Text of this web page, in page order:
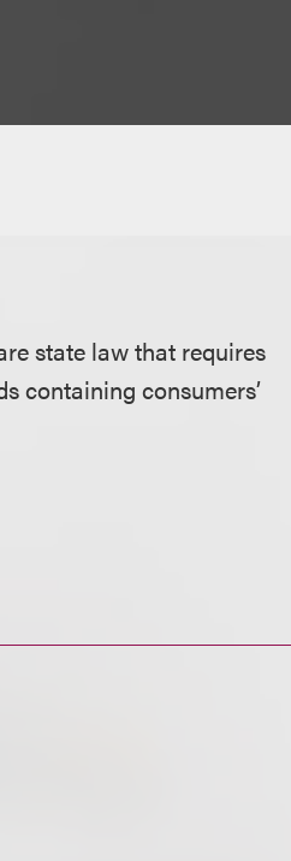
state law that requires
containing consumers’